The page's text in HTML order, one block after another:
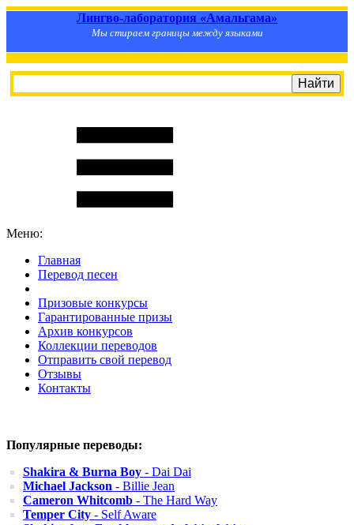
Лингво-лаборатория «Амальгама»
Мы стираем границы между языками
Меню:
Главная
Перевод песен
Призовые конкурсы
Гарантированные призы
Архив конкурсов
Коллекции переводов
Отправить свой перевод
Отзывы
Контакты
Популярные переводы:
Shakira & Burna Boy - Dai Dai
Michael Jackson - Billie Jean
Cameron Whitcomb - The Hard Way
Temper City - Self Aware